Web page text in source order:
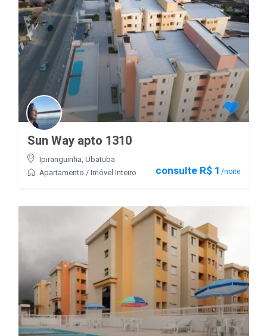
consulte R$ 1 /noite
Sun Way apto 1310
Ipiranguinha, Ubatuba
Apartamento / Imóvel Inteiro